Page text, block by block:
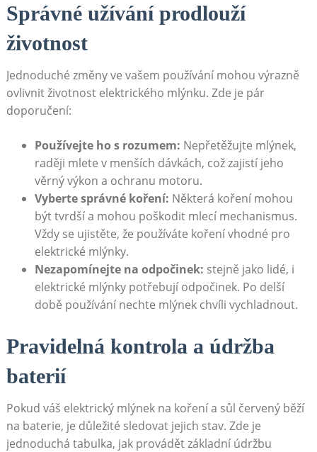
Správné užívání prodlouží
životnost
Jednoduché změny ve vašem používání mohou výrazně
ovlivnit životnost elektrického mlýnku. Zde je pár
doporučení:
Používejte ho ⁣s rozumem: Nepřetěžujte mlýnek,
raději ‌mlete v menších dávkách, což⁤ zajistí jeho
věrný výkon a ochranu motoru.
Vyberte správné koření: ⁣Některá koření mohou
⁢být tvrdší a mohou poškodit ⁤mlecí mechanismus.
Vždy se ujistěte, ⁤že používáte koření vhodné pro
elektrické mlýnky.
Nezapomínejte na odpočinek: stejně jako lidé, i
elektrické mlýnky potřebují odpočinek. Po delší
době ​používání nechte mlýnek chvíli vychladnout.
Pravidelná kontrola a údržba
baterií
Pokud‍ váš elektrický ⁤mlýnek na koření a sůl červený ⁣běží
na baterie, je ⁣důležité sledovat jejich stav.‌ Zde je
jednoduchá tabulka, jak provádět základní údržbu